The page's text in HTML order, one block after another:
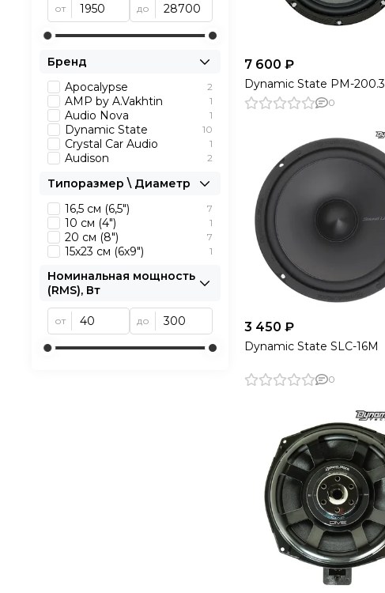
7 600 ₽
Dynamic State PM-200.3
0
3 450 ₽
Dynamic State SLC-16M
0
от до
Бренд
Apocalypse
2
AMP by A.Vakhtin 1
Audio Nova 1
Dynamic State 10
Crystal Car Audio 1
Audison 2
Типоразмер \ Диаметр
16,5 см (6,5")
7
10 см (4") 1
20 см (8") 7
15х23 см (6х9") 1
Номинальная мощность
(RMS), Вт
от до